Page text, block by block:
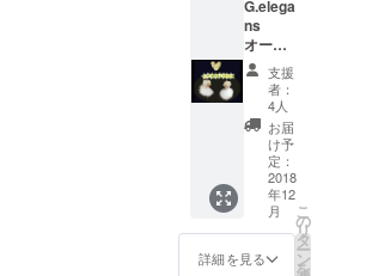
19.5cm
http://si
te-
134759
9-4259-
8876.st
rikingly.
com/
で、お
店で治
すでは
なく、
ご自身
で治っ
ていた
だくカ
ラダへ
調整さ
せてい
ただき
ます。
疲れや
G.elega
ns
オー
ダーピ
アスor
イヤリ
ング こ
の冬の
装いに♪
キラキ
ラスワ
ロと
ファー
を組み
支援
者：
4人
お届
け予
定：
2018
年12
月
詳細を見る
こ
の
リ
タ
ー
ン
を